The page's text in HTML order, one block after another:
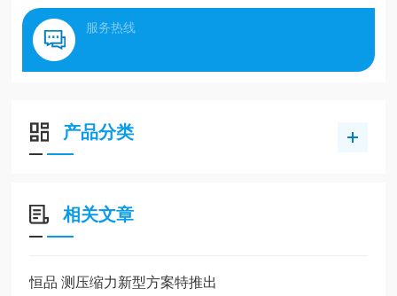
服务热线
产品分类
相关文章
恒品 测压缩力新型方案特推出